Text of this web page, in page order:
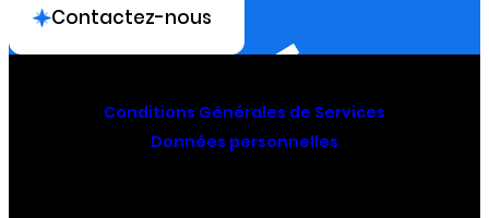
Contactez-nous
Conditions Générales de Services
Données personnelles